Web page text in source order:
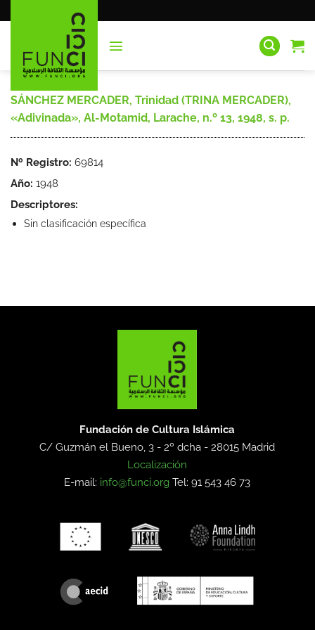
al
SÁNCHEZ MERCADER, Trinidad (TRINA MERCADER),
«Adivinada», Al-Motamid, Larache, n.º 13, 1948, s. p.
Nº Registro: 69814
Año: 1948
Descriptores:
Sin clasificación específica
Fundación de Cultura Islámica
C/ Guzmán el Bueno, 3 - 2º dcha -28015 Madrid
Localización
E-mail: info@funci.org Tel: 91 543 46 73